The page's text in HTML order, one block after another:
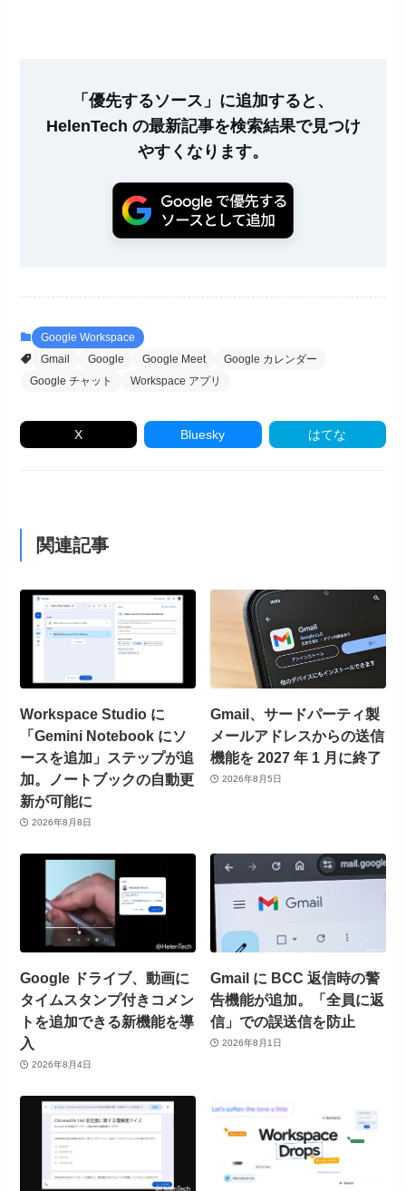
「優先するソース」に追加すると、
HelenTech の最新記事を検索結果で見つけ
やすくなります。
Google Workspace
Gmail
Google Google Meet
Google カレンダー
Google チャット
Workspace アプリ
X Bluesky はてな
関連記事
Workspace Studio に
「Gemini Notebook にソ
ースを追加」ステップが追
加。ノートブックの自動更
新が可能に
2026年8月8日
Gmail、サードパーティ製
メールアドレスからの送信
機能を 2027 年 1 月に終了
2026年8月5日
Google ドライブ、動画に
タイムスタンプ付きコメン
トを追加できる新機能を導
入
2026年8月4日
Gmail に BCC 返信時の警
告機能が追加。「全員に返
信」での誤送信を防止
2026年8月1日